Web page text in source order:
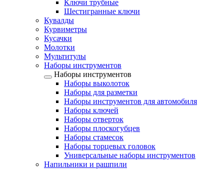
Ключи трубные
Шестигранные ключи
Кувалды
Курвиметры
Кусачки
Молотки
Мультитулы
Наборы инструментов
Наборы инструментов
Наборы выколоток
Наборы для разметки
Наборы инструментов для автомобиля
Наборы ключей
Наборы отверток
Наборы плоскогубцев
Наборы стамесок
Наборы торцевых головок
Универсальные наборы инструментов
Напильники и рашпили